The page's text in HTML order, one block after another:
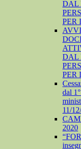
DAL
PER
DAL
PER
dal
11/
2020